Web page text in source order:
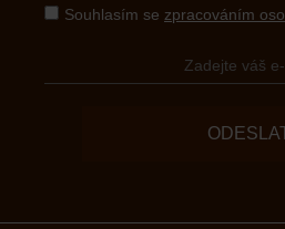
Souhlasím se zpracováním